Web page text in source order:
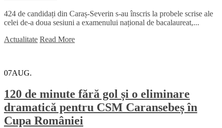
424 de candidați din Caraș-Severin s-au înscris la probele scrise ale
celei de-a doua sesiuni a examenului național de bacalaureat,...
Actualitate Read More
07AUG.
120 de minute fără gol și o eliminare
dramatică pentru CSM Caransebeș în
Cupa României